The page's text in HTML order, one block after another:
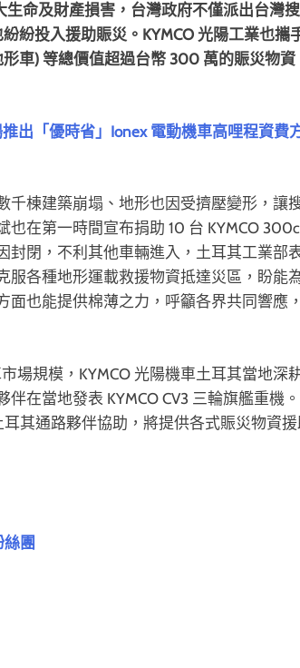
生命及財產損害，台灣政府不僅派出台灣
紛投入援助賑災。KYMCO 光陽工業也
形車) 等總價值超過台幣 300 萬的賑災物
推出「優時省」Ionex 電動機車高哩程資費
千棟建築崩塌、地形也因受擠壓變形，讓
也在第一時間宣布捐助 10 台 KYMCO
封閉，不利其他車輛進入，土耳其工業部
服各種地形運載救援物資抵達災區，盼能
面也能提供棉薄之力，呼籲各界共同響應
場規模，KYMCO 光陽機車土耳其當地深
伴在當地發表 KYMCO CV3 三輪旗艦重機
耳其通路夥伴協助，將提供各式賑災物資
絲團